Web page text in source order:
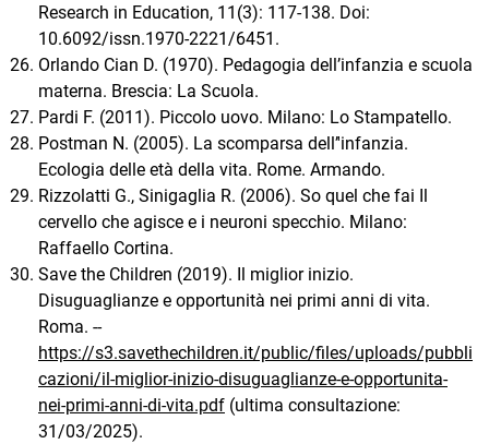
Research in Education, 11(3): 117-138. Doi:
10.6092/issn.1970-2221/6451.
Orlando Cian D. (1970). Pedagogia dell’infanzia e scuola
materna. Brescia: La Scuola.
Pardi F. (2011). Piccolo uovo. Milano: Lo Stampatello.
Postman N. (2005). La scomparsa dell’'infanzia.
Ecologia delle età della vita. Rome. Armando.
Rizzolatti G., Sinigaglia R. (2006). So quel che fai Il
cervello che agisce e i neuroni specchio. Milano:
Raffaello Cortina.
Save the Children (2019). Il miglior inizio.
Disuguaglianze e opportunità nei primi anni di vita.
Roma. --
https://s3.savethechildren.it/public/files/uploads/pubbli
cazioni/il-miglior-inizio-disuguaglianze-e-opportunita-
nei-primi-anni-di-vita.pdf (ultima consultazione:
31/03/2025).